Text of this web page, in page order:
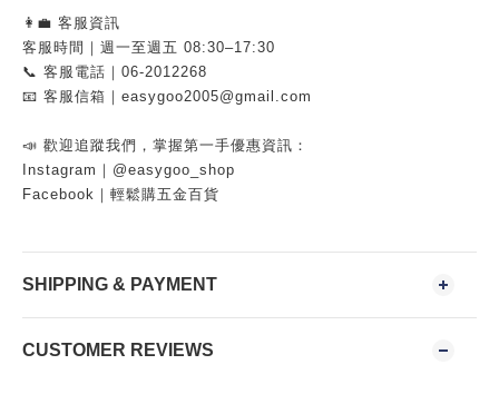
👩‍💼 客服資訊
客服時間｜週一至週五 08:30–17:30
📞 客服電話｜06-2012268
📧 客服信箱｜easygoo2005@gmail.com
📣 歡迎追蹤我們，掌握第一手優惠資訊：
Instagram｜@easygoo_shop
Facebook｜輕鬆購五金百貨
SHIPPING & PAYMENT
CUSTOMER REVIEWS